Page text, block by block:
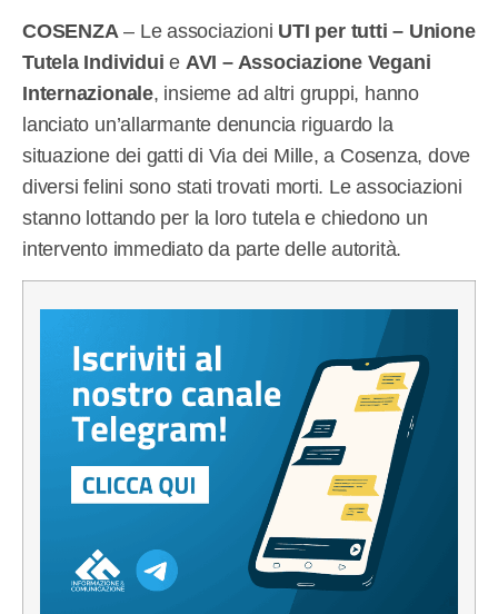
COSENZA – Le associazioni UTI per tutti – Unione
Tutela Individui e AVI – Associazione Vegani
Internazionale, insieme ad altri gruppi, hanno
lanciato un’allarmante denuncia riguardo la
situazione dei gatti di Via dei Mille, a Cosenza, dove
diversi felini sono stati trovati morti. Le associazioni
stanno lottando per la loro tutela e chiedono un
intervento immediato da parte delle autorità.